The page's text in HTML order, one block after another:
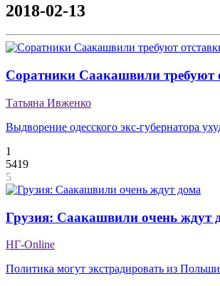
2018-02-13
Соратники Саакашвили требуют
Татьяна Ивженко
Выдворение одесского экс-губернатора
1
5419
5
Грузия: Саакашвили очень ждут
НГ-Online
Политика могут экстрадировать из Польши